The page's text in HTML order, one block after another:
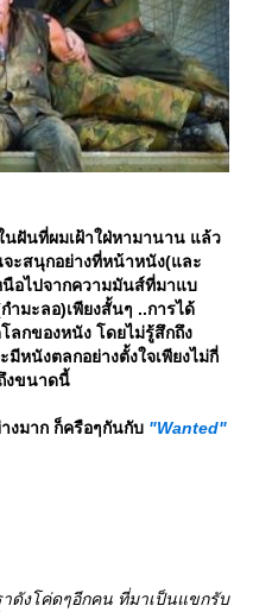
ฝันที่ผมเฝ้าใฝ่หามานาน แล้ว
ะสนุกอย่างที่หน้าหนัง(และ
นือไปจากความมันส์ที่มาแบ
ำมะลอ)เพียงสั้นๆ ..การได้
ลกของหนัง โดยไม่รู้สึกถึง
มีหนังตลกอย่างตั้งใจเพียงไม่กี่
งขนาดนี้
งมาก ก็ครือๆกันกับ "Wanted"
ดังโค่ดๆอีกคน ที่มาเป็นแขกรับ